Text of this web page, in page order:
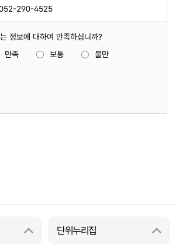
290-4525
정보에 대하여 만족하십니까?
만족 보통
불만
단위누리집